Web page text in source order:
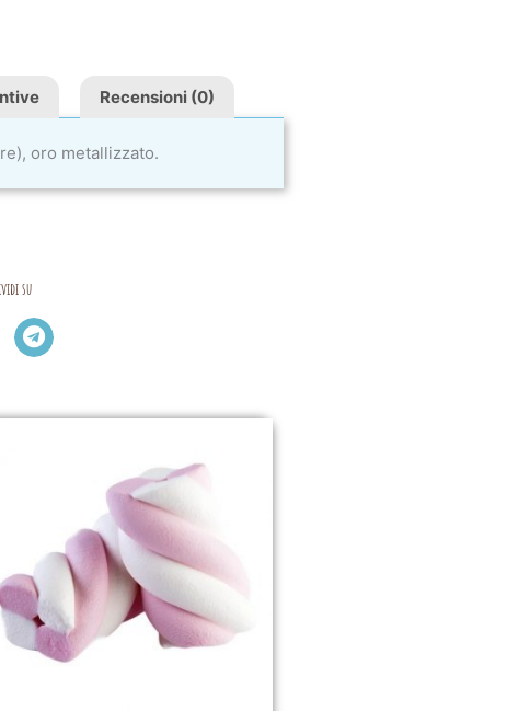
Recensioni (0)
oro metallizzato.
su